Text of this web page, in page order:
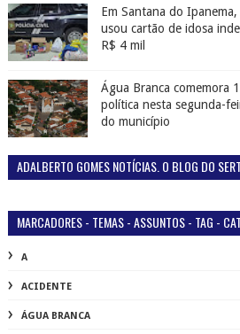
Em Santana do
usou cartão de idosa
R$ 4 mil
Água Branca comemora
política nesta segunda-
do município
ADALBERTO GOMES NOTÍCIAS. O BLOG DO
MARCADORES - TEMAS - ASSUNTOS - TAG -
A
ACIDENTE
ÁGUA BRANCA